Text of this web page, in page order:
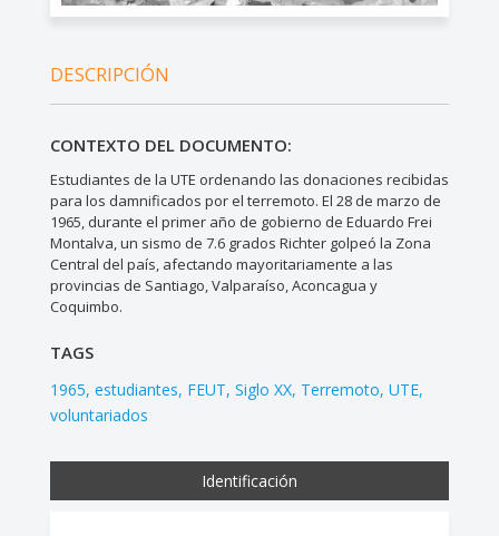
DESCRIPCIÓN
CONTEXTO DEL DOCUMENTO:
Estudiantes de la UTE ordenando las donaciones recibidas
para los damnificados por el terremoto. El 28 de marzo de
1965, durante el primer año de gobierno de Eduardo Frei
Montalva, un sismo de 7.6 grados Richter golpeó la Zona
Central del país, afectando mayoritariamente a las
provincias de Santiago, Valparaíso, Aconcagua y
Coquimbo.
TAGS
1965 estudiantes FEUT Siglo XX Terremoto UTE
voluntariados
Identificación